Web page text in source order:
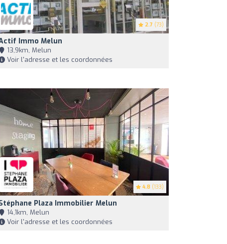
2.7 (73)
Immo Melun
13,9km, Melun
Voir l'adresse et les coordonnées
4.8 (133)
Plaza Immobilier Melun
14,1km, Melun
Voir l'adresse et les coordonnées